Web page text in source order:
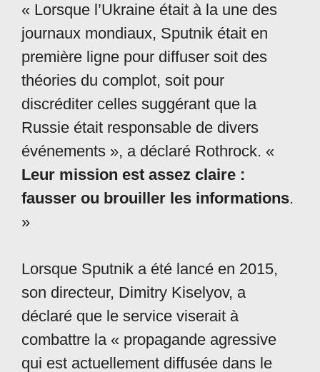
« Lorsque l’Ukraine était à la une des
journaux mondiaux, Sputnik était en
première ligne pour diffuser soit des
théories du complot, soit pour
discréditer celles suggérant que la
Russie était responsable de divers
événements », a déclaré Rothrock. «
Leur mission est assez claire :
fausser ou brouiller les informations.
»
Lorsque Sputnik a été lancé en 2015,
son directeur, Dimitry Kiselyov, a
déclaré que le service viserait à
combattre la « propagande agressive
qui est actuellement diffusée dans le